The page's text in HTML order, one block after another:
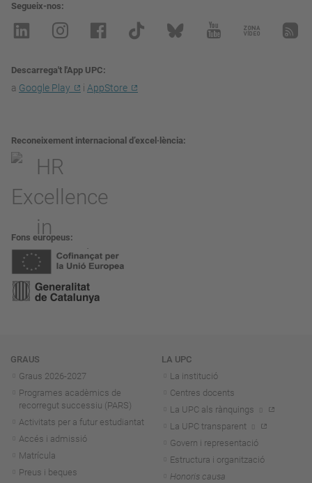
Segueix-nos
Descarrega't l'App UPC
a Google Play i AppStore
Reconeixement internacional d’excel·lència
Fons europeus
Navegació
GRAUS
Graus 2026-2027
Programes acadèmics de
recorregut successiu (PARS)
Activitats per a futur estudiantat
Accés i admissió
Matrícula
Preus i beques
LA UPC
La institució
Centres docents
La UPC als rànquings
La UPC transparent
Govern i representació
Estructura i organització
Honoris causa